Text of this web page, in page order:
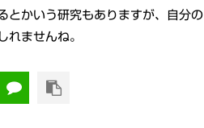
とかいう研究もありますが、自分の
れませんね。